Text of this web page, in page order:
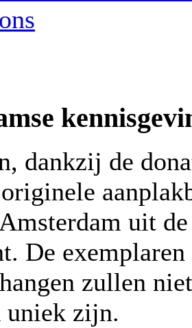
dankzij de
uit
De
zullen
zijn.